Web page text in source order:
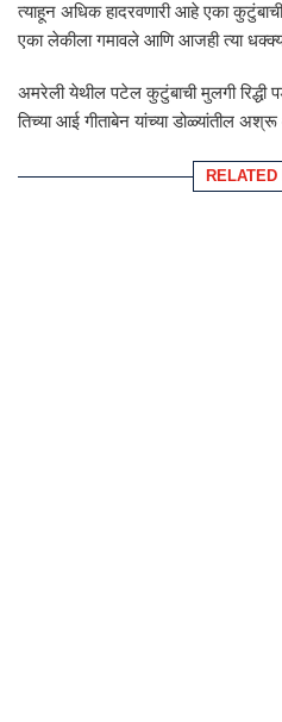
त्याहून अधिक हादरवणारी आहे एका
एका लेकीला गमावले आणि आजही त्या
अमरेली येथील पटेल कुटुंबाची मुलगी रिद्धी
तिच्या आई गीताबेन यांच्या डोळ्यांतील
RELATED